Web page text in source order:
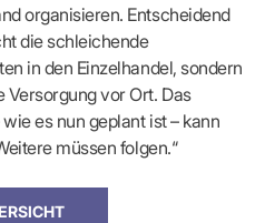
organisieren. Entscheidend
die schleichende
in den Einzelhandel, sondern
vor Ort. Das
es nun geplant ist – kann
müssen folgen.“